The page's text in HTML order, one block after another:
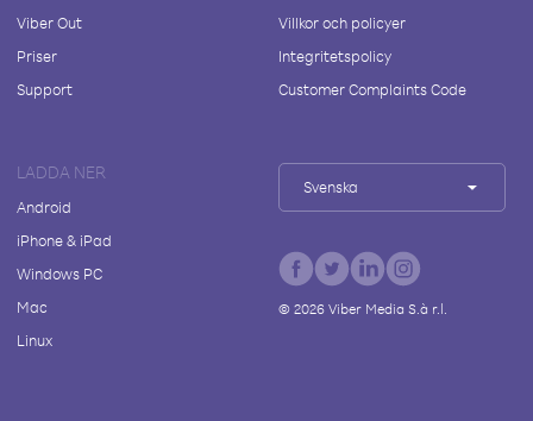
Viber Out
Priser
Support
Villkor och policyer
Integritetspolicy
Customer Complaints Code
LADDA NER
Android
iPhone & iPad
Windows PC
Mac
Linux
Svenska
© 2026Viber Media S.à r.l.